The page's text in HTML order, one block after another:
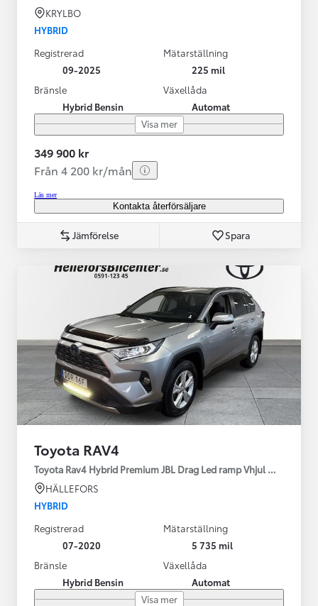
KRYLBO
HYBRID
Registrerad
09-2025
Mätarställning
225 mil
Bränsle
Hybrid Bensin
Växellåda
Automat
Visa mer
349 900 kr
Från 4 200 kr/mån
Läs mer
Kontakta återförsäljare
Jämförelse Spara
Toyota RAV4
Toyota Rav4 Hybrid Premium JBL Drag Led ramp Vhjul motorv
HÄLLEFORS
HYBRID
Registrerad
07-2020
Mätarställning
5 735 mil
Bränsle
Hybrid Bensin
Växellåda
Automat
Visa mer